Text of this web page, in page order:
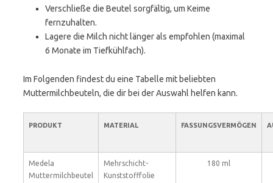
Verschließe die Beutel sorgfältig, um Keime
fernzuhalten.
Lagere die Milch nicht länger als empfohlen (maximal
6 Monate im Tiefkühlfach).
Im Folgenden findest du eine Tabelle mit beliebten
Muttermilchbeuteln, die dir bei der Auswahl helfen kann.
PRODUKT MATERIAL FASSUNGSVERMÖGEN
Medela
Muttermilchbeutel
Mehrschicht-
Kunststofffolie
180 ml